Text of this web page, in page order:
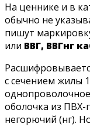
На ценнике и в
обычно не
пишут
или ВВГ, ВВГнг
с сечением жилы
оболочка из ПВХ-
негорючий (нг).